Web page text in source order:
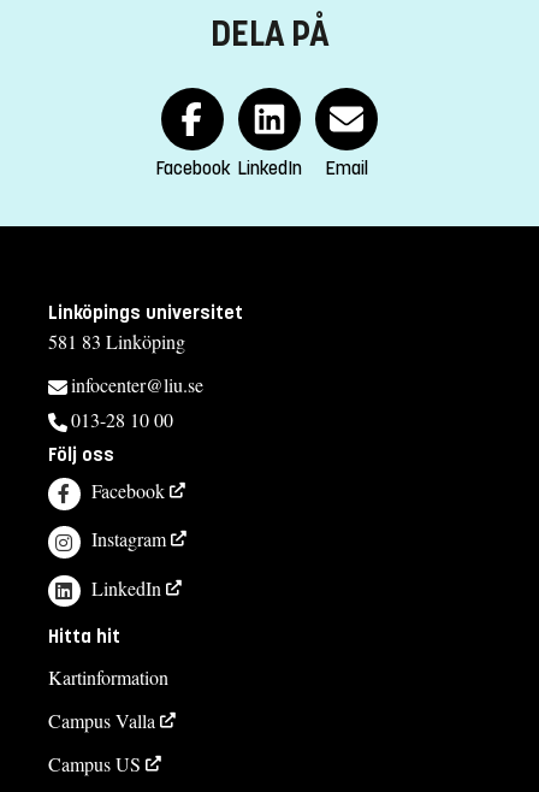
DELA PÅ
Facebook LinkedIn Email
Linköpings universitet
581 83 Linköping
infocenter@liu.se
013-28 10 00
Följ oss
Facebook
Instagram
LinkedIn
Hitta hit
Kartinformation
Campus Valla
Campus US